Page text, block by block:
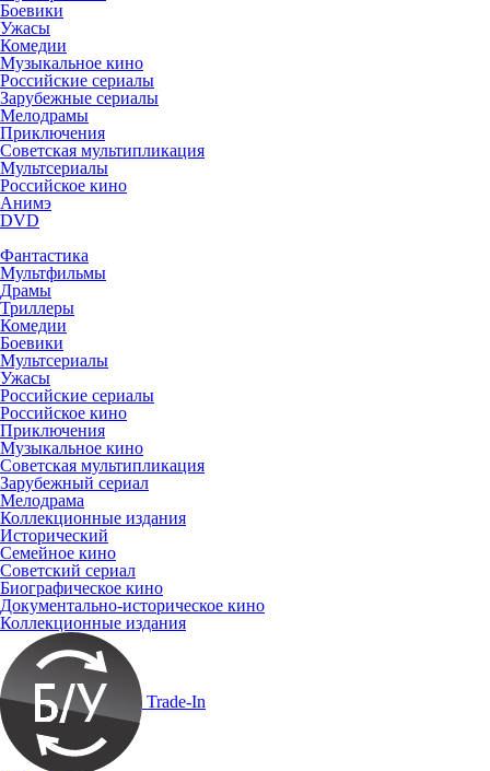
Боевики
Ужасы
Комедии
Музыкальное кино
Российские сериалы
Зарубежные сериалы
Мелодрамы
Приключения
Советская мультипликация
Мультсериалы
Российское кино
Анимэ
DVD
Фантастика
Мультфильмы
Драмы
Триллеры
Комедии
Боевики
Мультсериалы
Ужасы
Российские сериалы
Российское кино
Приключения
Музыкальное кино
Советская мультипликация
Зарубежный сериал
Мелодрама
Коллекционные издания
Исторический
Семейное кино
Советский сериал
Биографическое кино
Документально-историческое кино
Коллекционные издания
Trade-In